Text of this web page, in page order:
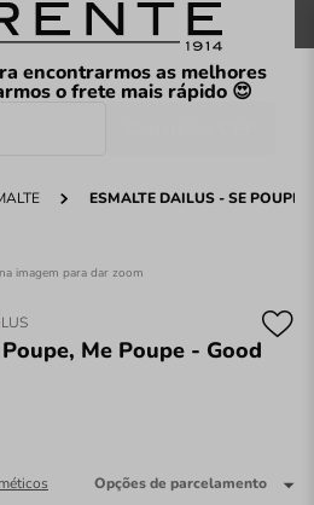
compras a partir de R$199
encontrarmos as melhores
o frete mais rápido 😍
hoje?
ESMALTE DAILUS - SE
imagem para dar zoom
Me Poupe - Good
Opções de parcelamento